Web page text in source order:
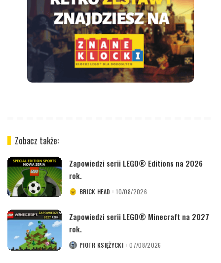
Zobacz także:
Zapowiedzi serii LEGO® Editions na 2026
rok.
POSTEDBRICK HEAD 10/08/2026
Zapowiedzi serii LEGO® Minecraft na 2027
rok.
POSTEDPIOTR KSIĘŻYCKI 07/08/2026